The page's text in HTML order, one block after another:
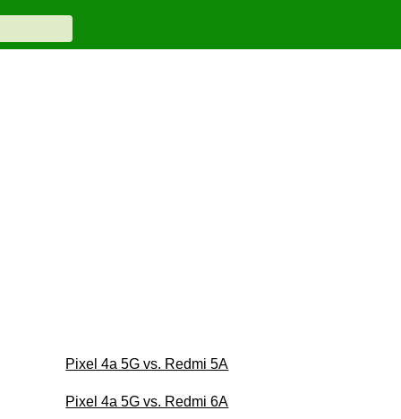
Pixel 4a 5G vs. Redmi 5A
Pixel 4a 5G vs. Redmi 6A